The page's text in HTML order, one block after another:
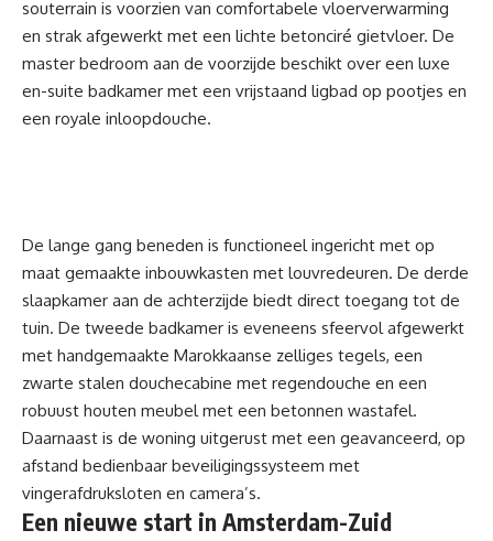
souterrain is voorzien van comfortabele vloerverwarming
en strak afgewerkt met een lichte betonciré gietvloer. De
master bedroom aan de voorzijde beschikt over een luxe
en-suite badkamer met een vrijstaand ligbad op pootjes en
een royale inloopdouche.
De lange gang beneden is functioneel ingericht met op
maat gemaakte inbouwkasten met louvredeuren. De derde
slaapkamer aan de achterzijde biedt direct toegang tot de
tuin. De tweede badkamer is eveneens sfeervol afgewerkt
met handgemaakte Marokkaanse zelliges tegels, een
zwarte stalen douchecabine met regendouche en een
robuust houten meubel met een betonnen wastafel.
Daarnaast is de woning uitgerust met een geavanceerd, op
afstand bedienbaar beveiligingssysteem met
vingerafdruksloten en camera’s.
Een nieuwe start in Amsterdam-Zuid